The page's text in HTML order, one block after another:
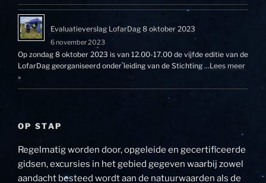
Evaluatieverslag LofarDag 8 oktober 2023
6 november 2023
Op zondag 8 oktober 2023 is van 12.00-17.00 de vijfde editie van de
LofarDag georganiseerd onder leiding van de Stichting …Lees meer
»
OP STAP
Regelmatig worden door, opgeleide en gecertificeerde
gidsen, excursies in het gebied gegeven waarbij zowel
aandacht besteed wordt aan de natuurwaarden als de